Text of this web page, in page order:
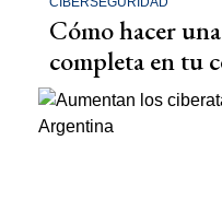
Cómo hacer
completa en tu